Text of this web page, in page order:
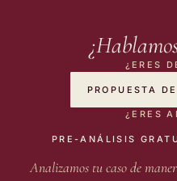
¿ERES
PROPUESTA
¿ERES
PRE-ANÁLISIS
Analizamos tu caso de